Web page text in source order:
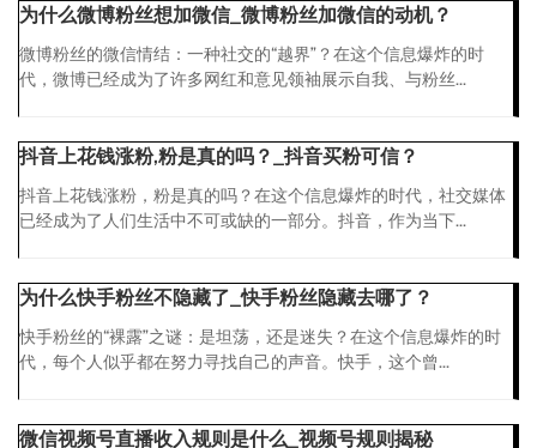
为什么微博粉丝想加微信_微博粉丝加微信的动机？
微博粉丝的微信情结：一种社交的“越界”？在这个信息爆炸的时
代，微博已经成为了许多网红和意见领袖展示自我、与粉丝...
抖音上花钱涨粉,粉是真的吗？_抖音买粉可信？
抖音上花钱涨粉，粉是真的吗？在这个信息爆炸的时代，社交媒体
已经成为了人们生活中不可或缺的一部分。抖音，作为当下...
为什么快手粉丝不隐藏了_快手粉丝隐藏去哪了？
快手粉丝的“裸露”之谜：是坦荡，还是迷失？在这个信息爆炸的时
代，每个人似乎都在努力寻找自己的声音。快手，这个曾...
微信视频号直播收入规则是什么_视频号规则揭秘